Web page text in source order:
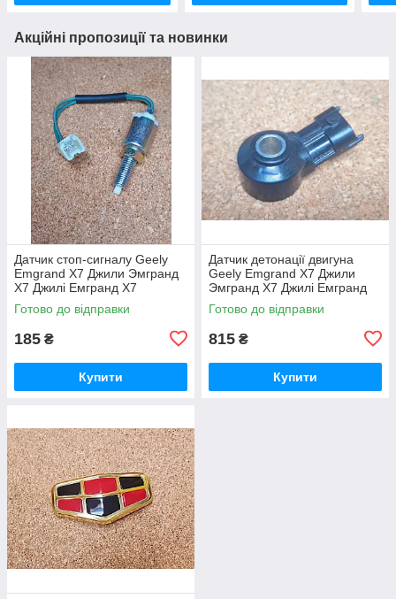
Акційні пропозиції та новинки
Датчик стоп-сигналу Geely
Emgrand X7 Джили Эмгранд
Х7 Джилі Емгранд Х7
Готово до відправки
185 ₴
Купити
Датчик детонації двигуна
Geely Emgrand X7 Джили
Эмгранд Х7 Джилі Емгранд
Х7
Готово до відправки
815 ₴
Купити